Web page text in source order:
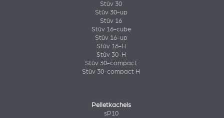
Stûv 30
Stûv 30-up
Stûv 16
Stûv 16-cube
Stûv 16-up
Stûv 16-H
Stûv 30-H
Stûv 30-compact
Stûv 30-compact H
Pelletkachels
sP10